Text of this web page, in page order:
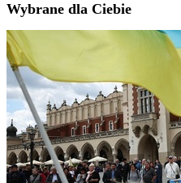
Wybrane dla Ciebie